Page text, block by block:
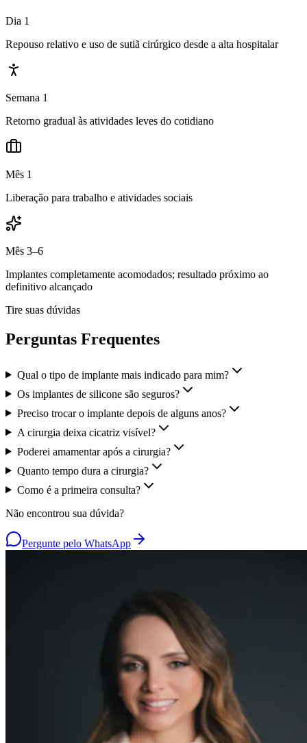
Dia 1
Repouso relativo e uso de sutiã cirúrgico desde a alta hospitalar
Semana 1
Retorno gradual às atividades leves do cotidiano
Mês 1
Liberação para trabalho e atividades sociais
Mês 3–6
Implantes completamente acomodados; resultado próximo ao
definitivo alcançado
Tire suas dúvidas
Perguntas Frequentes
Qual o tipo de implante mais indicado para mim?
Os implantes de silicone são seguros?
Preciso trocar o implante depois de alguns anos?
A cirurgia deixa cicatriz visível?
Poderei amamentar após a cirurgia?
Quanto tempo dura a cirurgia?
Como é a primeira consulta?
Não encontrou sua dúvida?
Pergunte pelo WhatsApp